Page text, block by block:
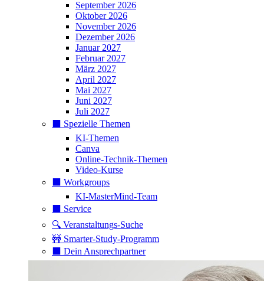
September 2026
Oktober 2026
November 2026
Dezember 2026
Januar 2027
Februar 2027
März 2027
April 2027
Mai 2027
Juni 2027
Juli 2027
⬛️ Spezielle Themen
KI-Themen
Canva
Online-Technik-Themen
Video-Kurse
⬛️ Workgroups
KI-MasterMind-Team
⬛️ Service
🔍 Veranstaltungs-Suche
🚧 Smarter-Study-Programm
⬛️ Dein Ansprechpartner